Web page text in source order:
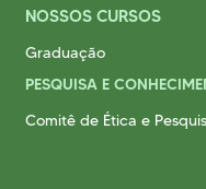
E
E CORPO
NOSSOS CURSOS
Graduação
PESQUISA E
Comitê de Ética e